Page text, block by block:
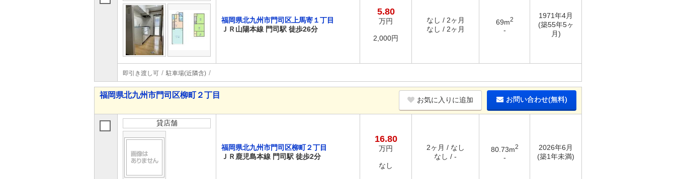
福岡県北九州市門司区上馬寄１丁目
ＪＲ山陽本線 門司駅 徒歩26分
5.80
万円
2,000円
なし / 2ヶ月
なし / 2ヶ月
69m2
-
1971年4月
(築55年5ヶ
月)
即引き渡し可 駐車場(近隣含)
福岡県北九州市門司区柳町２丁目
お気に入りに追加 お問い合わせ(無料)
貸店舗
福岡県北九州市門司区柳町２丁目
ＪＲ鹿児島本線 門司駅 徒歩2分
16.80
万円
なし
2ヶ月 / なし
なし / -
80.73m2
-
2026年6月
(築1年未満)